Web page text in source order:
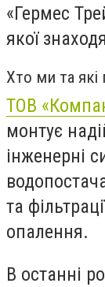
«Гермес
якої
Хто ми та які
ТОВ
монтує
інженерні
та
опалення.
В останні